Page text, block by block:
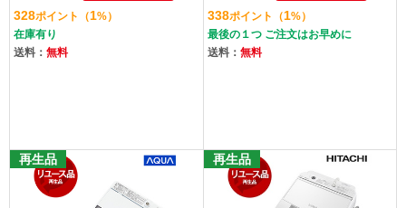
328ポイント （1%）
在庫有り
送料：無料
338ポイント （1%）
最後の１つ ご注文はお早めに
送料： 無料
再生品 再生品